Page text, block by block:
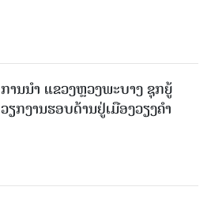
ການນຳ ແຂວງຫຼວງພະບາງ ຊຸກຍູ້
ວຽກງານຮອບດ້ານຢູ່ເມືອງວຽງຄໍາ